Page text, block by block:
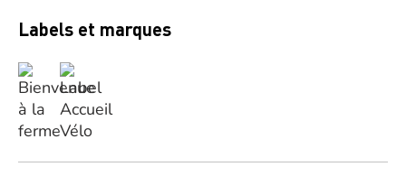
Labels et marques